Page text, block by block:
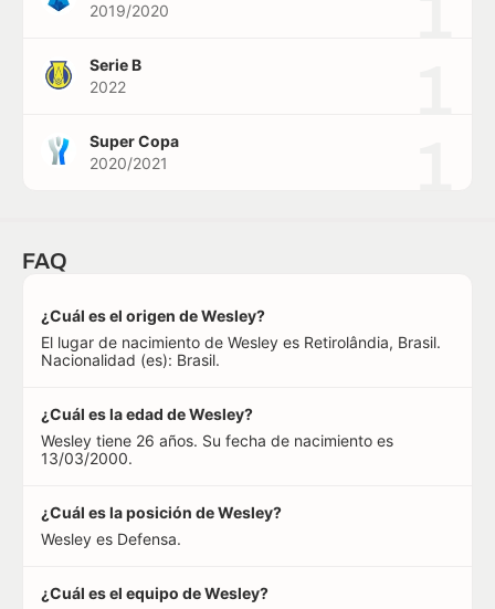
2019/2020
Serie B
2022
Super Copa
2020/2021
FAQ
¿Cuál es el origen de Wesley?
El lugar de nacimiento de Wesley es Retirolândia, Brasil.
Nacionalidad (es): Brasil.
¿Cuál es la edad de Wesley?
Wesley tiene 26 años. Su fecha de nacimiento es
13/03/2000.
¿Cuál es la posición de Wesley?
Wesley es Defensa.
¿Cuál es el equipo de Wesley?